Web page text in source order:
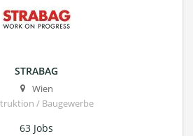
STRABAG
Wien
/ Baugewerbe
63 Jobs